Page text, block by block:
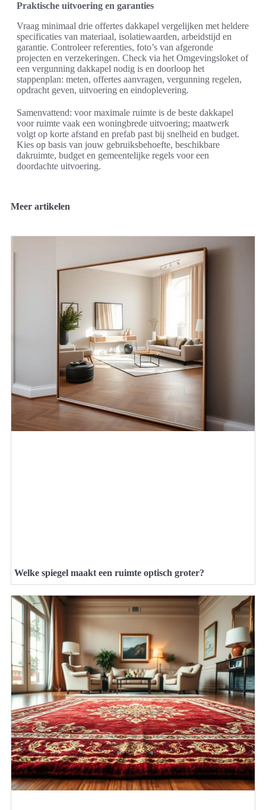
Praktische uitvoering en garanties
Vraag minimaal drie offertes dakkapel vergelijken met heldere
specificaties van materiaal, isolatiewaarden, arbeidstijd en
garantie. Controleer referenties, foto’s van afgeronde
projecten en verzekeringen. Check via het Omgevingsloket of
een vergunning dakkapel nodig is en doorloop het
stappenplan: meten, offertes aanvragen, vergunning regelen,
opdracht geven, uitvoering en eindoplevering.
Samenvattend: voor maximale ruimte is de beste dakkapel
voor ruimte vaak een woningbrede uitvoering; maatwerk
volgt op korte afstand en prefab past bij snelheid en budget.
Kies op basis van jouw gebruiksbehoefte, beschikbare
dakruimte, budget en gemeentelijke regels voor een
doordachte uitvoering.
Meer artikelen
Welke spiegel maakt een ruimte optisch groter?